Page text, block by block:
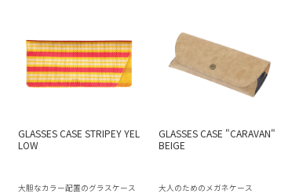
GLASSES CASE STRIPEY YEL
LOW
大胆なカラー配置のグラスケース
GLASSES CASE "CARAVAN"
BEIGE
大人のためのメガネケース